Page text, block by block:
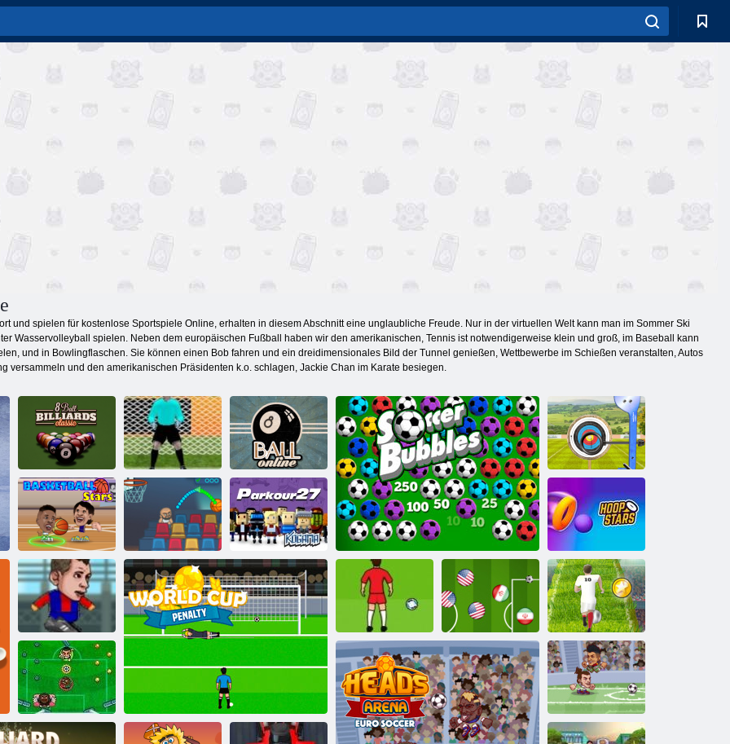
und spielen für kostenlose Sportspiele Online, erhalten in diesem Abschnitt eine unglaubliche Freude. Nur in der virtuellen Welt kann man im Sommer Ski
Wasservolleyball spielen. Neben dem europäischen Fußball haben wir den amerikanischen, Tennis ist notwendigerweise klein und groß, im Baseball kann
und in Bowlingflaschen. Sie können einen Bob fahren und ein dreidimensionales Bild der Tunnel genießen, Wettbewerbe im Schießen veranstalten, Autos
versammeln und den amerikanischen Präsidenten k.o. schlagen, Jackie Chan im Karate besiegen.
8 Ball Billard
Classic
Elfmeterschützen
2
8 Ball online
Bubbles: der Fußball
Tour -
Highscore
Bogenschießen
3D
Basketball-Stars Korb Champs
Kogama:
Parkour 27
Reifensterne
Football Headz
Cup 2
Euro -Strafe
2016
Meister-Fußball
Euro-Fußball-
Sprint